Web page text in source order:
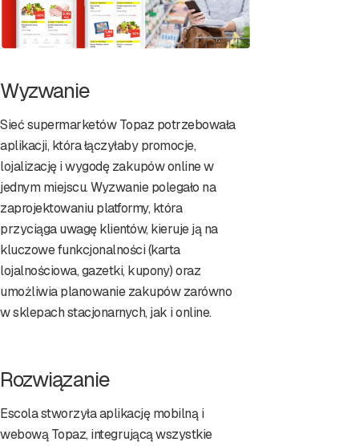
Wyzwanie
Sieć supermarketów Topaz potrzebowała
aplikacji, która łączyłaby promocje,
lojalizację i wygodę zakupów online w
jednym miejscu. Wyzwanie polegało na
zaprojektowaniu platformy, która
przyciąga uwagę klientów, kieruje ją na
kluczowe funkcjonalności (karta
lojalnościowa, gazetki, kupony) oraz
umożliwia planowanie zakupów zarówno
w sklepach stacjonarnych, jak i online.
Rozwiązanie
Escola stworzyła aplikację mobilną i
webową Topaz, integrującą wszystkie